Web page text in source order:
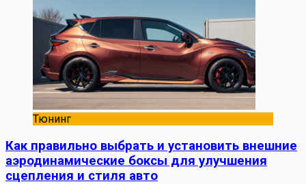
Тюнинг
Как правильно выбрать и установить внешние
аэродинамические боксы для улучшения
сцепления и стиля авто